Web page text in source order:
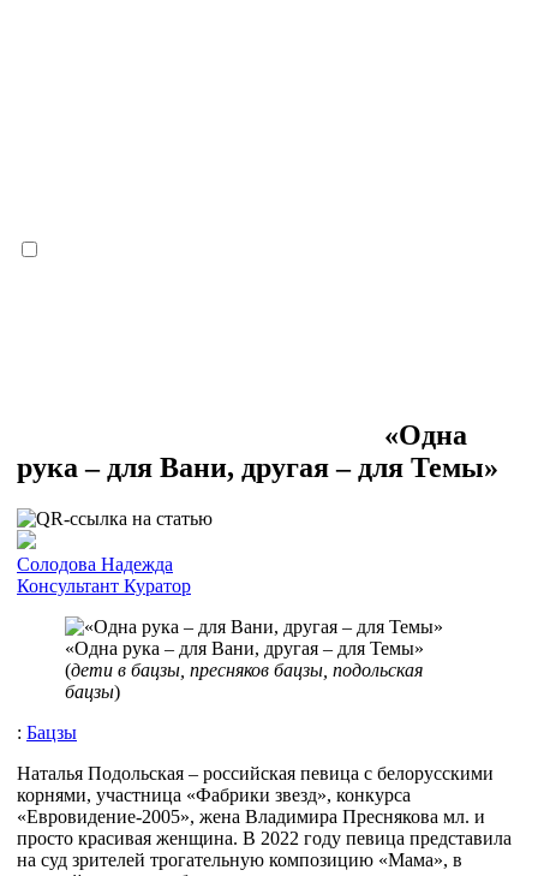
«Одна
рука – для Вани, другая – для Темы»
Солодова Надежда
Консультант Куратор
«Одна рука – для Вани, другая – для Темы»
(дети в бацзы, пресняков бацзы, подольская
бацзы)
: Бацзы
Наталья Подольская – российская певица с белорусскими
корнями, участница «Фабрики звезд», конкурса
«Евровидение-2005», жена Владимира Преснякова мл. и
просто красивая женщина. В 2022 году певица представила
на суд зрителей трогательную композицию «Мама», в